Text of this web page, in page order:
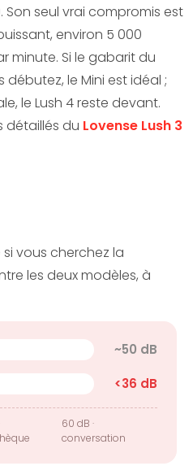
Son seul vrai compromis est
environ 5 000
minute. Si le gabarit du
débutez, le Mini est idéal ;
le Lush 4 reste devant.
détaillés du Lovense Lush 3
vous cherchez la
les deux modèles, à
~50 dB
<36 dB
60 dB ·
conversation